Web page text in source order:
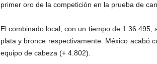
primer oro de la competición en la prueba de
El combinado local, con un tiempo de
plata y bronce respectivamente. México acabó
equipo de cabeza (+ 4.802).